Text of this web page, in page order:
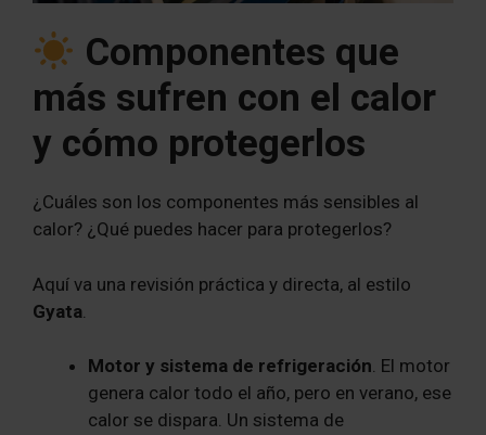
Componentes que
más sufren con el calor
y cómo protegerlos
¿Cuáles son los componentes más sensibles al
calor? ¿Qué puedes hacer para protegerlos?
Aquí va una revisión práctica y directa, al estilo
Gyata
Motor y sistema de refrigeración. El motor
genera calor todo el año, pero en verano, ese
calor se dispara. Un sistema de